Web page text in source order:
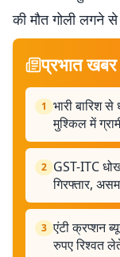
की मौत गोली लगने से
प्रभात खबर
1 भारी बारिश
मुश्किल में
2 GST-ITC
गिरफ्तार,
3 एंटी क्रप्शन
रुपए रिश्वत